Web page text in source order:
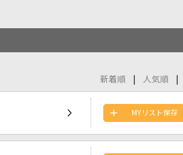
新着順
人気順
MYリスト保存